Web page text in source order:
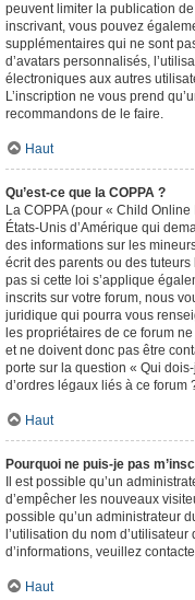
peuvent limiter la publication
inscrivant, vous pouvez
supplémentaires qui ne sont
d’avatars personnalisés,
électroniques aux autres
L’inscription ne vous prend
recommandons de le faire.
Haut
Qu’est-ce que la COPPA ?
La COPPA (pour « Child
États-Unis d’Amérique qui
des informations sur les
écrit des parents ou des
pas si cette loi s’applique
inscrits sur votre forum, nous
juridique qui pourra vous
les propriétaires de ce forum
et ne doivent donc pas être
porte sur la question « Qui
d’ordres légaux liés à ce forum
Haut
Pourquoi ne puis-je pas
Il est possible qu’un
d’empêcher les nouveaux
possible qu’un administrateur
l’utilisation du nom
d’informations, veuillez
Haut